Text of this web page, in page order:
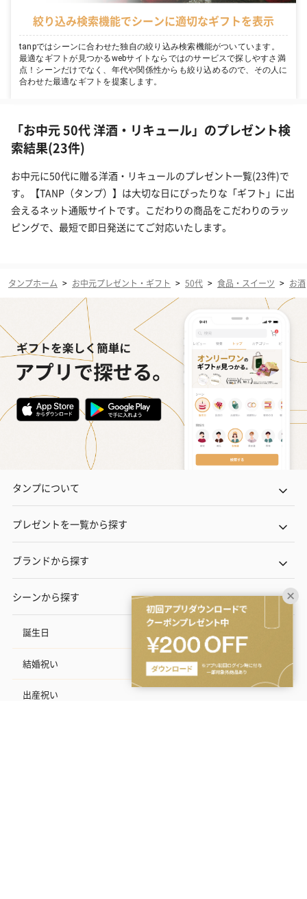
絞り込み検索機能でシーンに適切なギフトを表示
tanpではシーンに合わせた独自の絞り込み検索機能がついています。
最適なギフトが見つかるwebサイトならではのサービスで探しやすさ満
点！シーンだけでなく、年代や関係性からも絞り込めるので、その人に
合わせた最適なギフトを提案します。
「お中元 50代 洋酒・リキュール」のプレゼント検
索結果(23件)
お中元に50代に贈る洋酒・リキュールのプレゼント一覧(23件)で
す。【TANP（タンプ）】は大切な日にぴったりな「ギフト」に出
会えるネット通販サイトです。こだわりの商品をこだわりのラッ
ピングで、最短で即日発送にてご対応いたします。
タンプホーム > お中元プレゼント・ギフト > 50代 > 食品・スイーツ > お酒
タンプについて
プレゼントを一覧から探す
ブランドから探す
シーンから探す
誕生日
結婚祝い
出産祝い